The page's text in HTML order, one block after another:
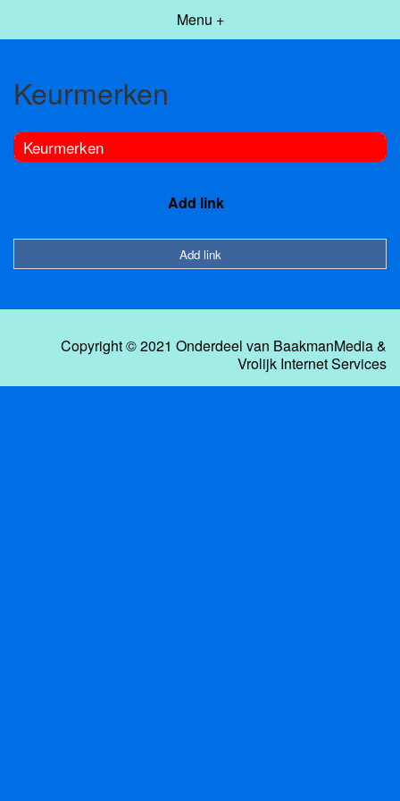
Menu +
Keurmerken
Keurmerken
Add link
Add link
Copyright © 2021 Onderdeel van BaakmanMedia&
Vrolijk Internet Services